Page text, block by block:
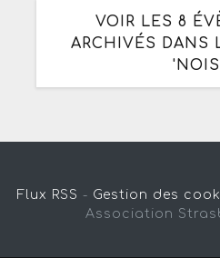
VOIR LES 8
ARCHIVÉS DANS
Flux RSS - Gestion des
Association